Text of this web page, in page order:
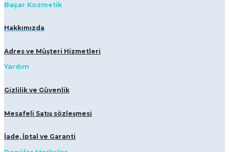
Başar Kozmetik
Hakkımızda
Adres ve Müşteri Hizmetleri
Yardım
Gizlilik ve Güvenlik
Mesafeli Satış sözleşmesi
İade, İptal ve Garanti